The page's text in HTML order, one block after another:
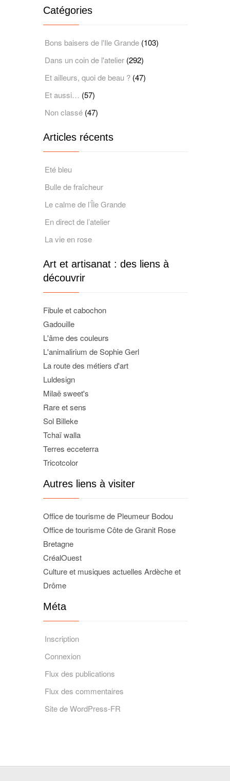
Catégories
Bons baisers de l'Ile Grande (103)
Dans un coin de l'atelier (292)
Et ailleurs, quoi de beau ? (47)
Et aussi… (57)
Non classé (47)
Articles récents
Eté bleu
Bulle de fraîcheur
Le calme de l’Île Grande
En direct de l’atelier
La vie en rose
Art et artisanat : des liens à
découvrir
Fibule et cabochon
Gadouille
L'âme des couleurs
L'animalirium de Sophie Gerl
La route des métiers d'art
Luldesign
Milaë sweet's
Rare et sens
Sol Billeke
Tchaï walla
Terres ecceterra
Tricotcolor
Autres liens à visiter
Office de tourisme de Pleumeur Bodou
Office de tourisme Côte de Granit Rose
Bretagne
CréalOuest
Culture et musiques actuelles Ardèche et
Drôme
Méta
Inscription
Connexion
Flux des publications
Flux des commentaires
Site de WordPress-FR